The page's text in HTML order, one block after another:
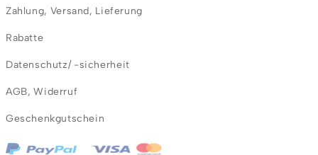
Zahlung, Versand, Lieferung
Rabatte
Datenschutz/ -sicherheit
AGB,Widerruf
Geschenkgutschein